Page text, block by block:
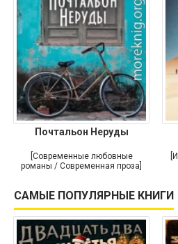
Почтальон Неруды
[Современные любовные
романы / Современная проза]
САМЫЕ ПОПУЛЯРНЫЕ КНИГИ